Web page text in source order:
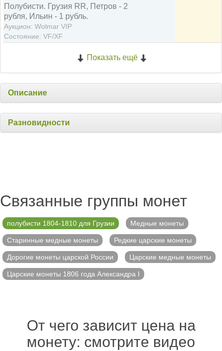
Полубисти. Грузия RR, Петров - 2
рубля, Ильин - 1 рубль.
Аукцион: Wolmar VIP
Состояние: VF/XF
Показать ещё
Описание
Разновидности
Связанные группы монет
полубисти 1804-1810 для Грузии Медные монеты
Старинные медные монеты Редкие царские монеты
Дорогие монеты царской России Царские медные монеты
Царские монеты 1806 года Александра I
От чего зависит цена на
монету: смотрите видео